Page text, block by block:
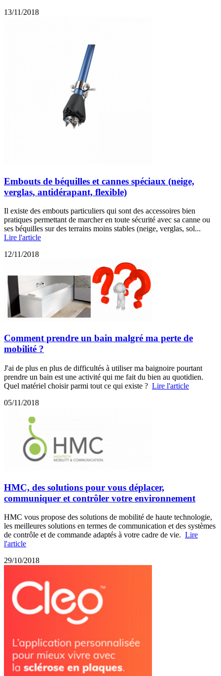
13/11/2018
Embouts de béquilles et cannes spéciaux (neige,
verglas, antidérapant, flexible)
Il existe des embouts particuliers qui sont des accessoires bien
pratiques permettant de marcher en toute sécurité avec sa canne ou
ses béquilles sur des terrains moins stables (neige, verglas, sol...
Lire l'article
12/11/2018
Comment prendre un bain malgré ma perte de
mobilité ?
J'ai de plus en plus de difficultés à utiliser ma baignoire pourtant
prendre un bain est une activité qui me fait du bien au quotidien.
Quel matériel choisir parmi tout ce qui existe ? Lire l'article
05/11/2018
HMC, des solutions pour vous déplacer,
communiquer et contrôler votre environnement
HMC vous propose des solutions de mobilité de haute technologie,
les meilleures solutions en termes de communication et des systèmes
de contrôle et de commande adaptés à votre cadre de vie. Lire
l'article
29/10/2018